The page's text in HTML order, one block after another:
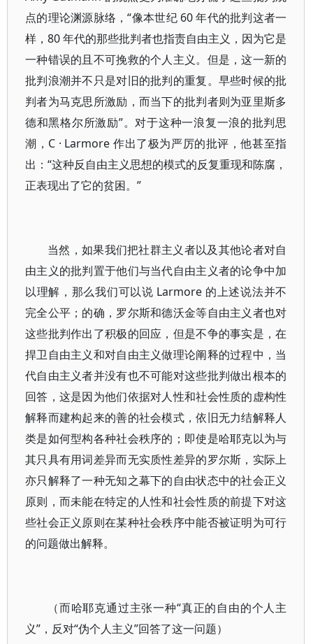
点的理论渊源脉络，“像本世纪 60 年代的批判这者一
样，80 年代的那些批判者也指责自由主义，因为它是
一种错误的且不可挽救的个人主义。但是，这一新的
批判浪潮并不只是对旧的批判的重复。早些时候的批
判者为马克思所激励，而当下的批判者则为亚里斯多
德和黑格尔所激励”。对于这种一浪复一浪的批判思
潮，C · Larmore 作出了极为严厉的批评，他甚至指
出：“这种反自由主义思想的模式的反复重现和陈腐，
正表现出了它的贫困。”
当然，如果我们把社群主义者以及其他论者对自
由主义的批判置于他们与当代自由主义者的论争中加
以理解，那么我们可以说 Larmore 的上述说法并不
完全公平；的确，罗尔斯和德沃金等自由主义者也对
这些批判作出了积极的回应，但是不争的事实是，在
捍卫自由主义和对自由主义做理论阐释的过程中，当
代自由主义者并没有也不可能对这些批判做出根本的
回答，这是因为他们依据对人性和社会性质的虚构性
解释而建构起来的善的社会模式，依旧无力结解释人
类是如何型构各种社会秩序的；即使是哈耶克以为与
其只具有用词差异而无实质性差异的罗尔斯，实际上
亦只解释了一种无知之幕下的自由状态中的社会正义
原则，而未能在特定的人性和社会性质的前提下对这
些社会正义原则在某种社会秩序中能否被证明为可行
的问题做出解释。
（而哈耶克通过主张一种“真正的自由的个人主
义”，反对“伪个人主义”回答了这一问题）